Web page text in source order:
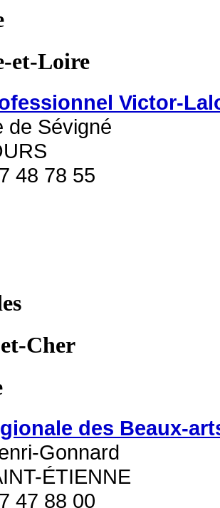
et-Loire
Victor-
de Sévigné
48 78 55
Cher
des Beaux-
Gonnard
ÉTIENNE
47 88 00